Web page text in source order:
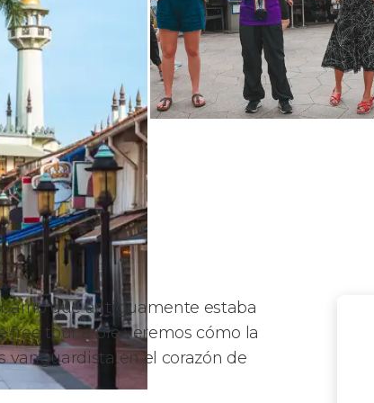
que antiguamente estaba
free tour a pie veremos cómo la
vanguardista en el corazón de